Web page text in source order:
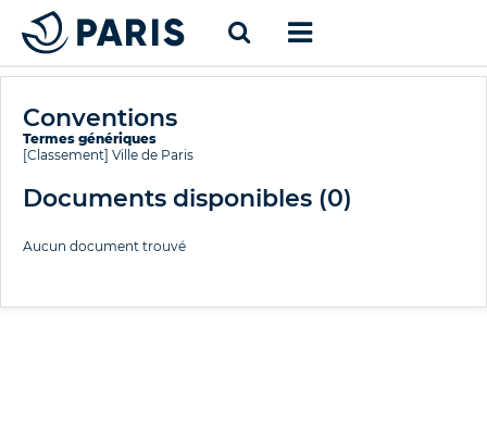
Conventions
Termes génériques
[Classement] Ville de Paris
Documents disponibles (0)
Aucun document trouvé